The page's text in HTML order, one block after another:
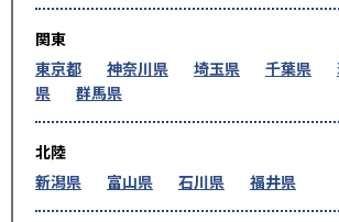
関東
東京都
神奈川県 埼玉県 千葉県
県
群馬県
北陸
新潟県
富山県 石川県 福井県